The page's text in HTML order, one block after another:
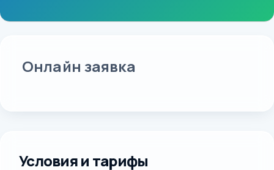
Онлайн заявка
Условия и тарифы